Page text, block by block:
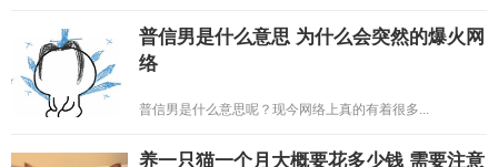
普信男是什么意思 为什么会突然的爆火网
络
普信男是什么意思呢？现今网络上真的有着很多...
养一只猫一个月大概要花多少钱 需要注意